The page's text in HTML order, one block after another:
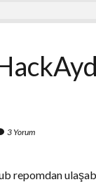
3 Yorum
repomdan